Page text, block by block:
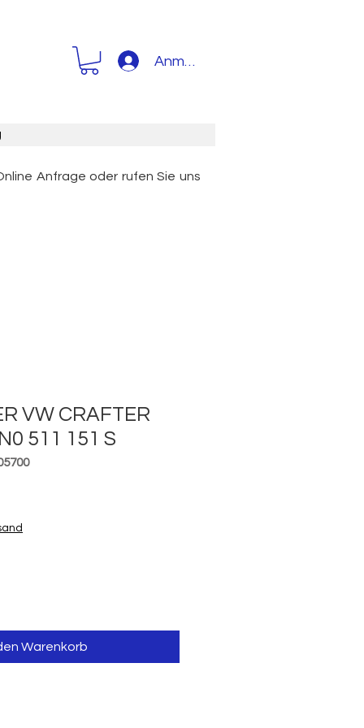
Anmelden
Anfrage oder rufen Sie uns
VW CRAFTER
511 151 S
Warenkorb